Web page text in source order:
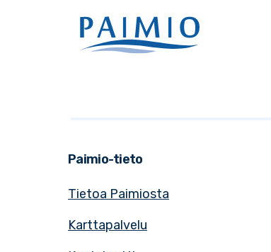
Paimio-tieto
Tietoa Paimiosta
Karttapalvelu